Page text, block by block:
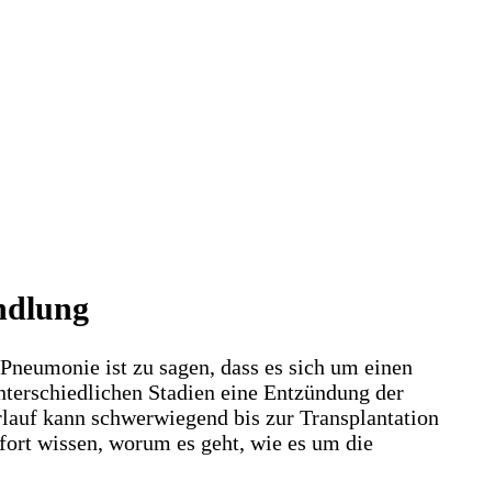
ist zu sagen, dass es sich um einen
Stadien eine Entzündung der
kann schwerwiegend bis zur Transplantation
wissen, worum es geht, wie es um die